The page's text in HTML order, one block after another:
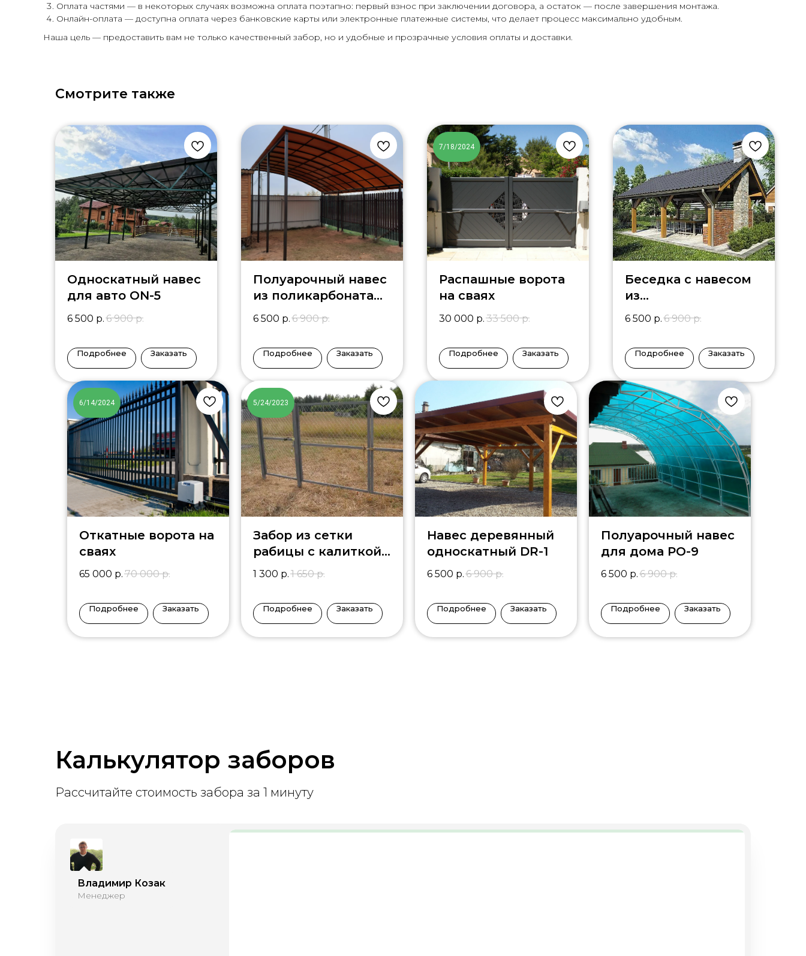
Оплата частями — в некоторых случаях возможна оплата поэтапно: первый взнос при заключении договора, а остаток — после завершения монтажа.
Онлайн-оплата — доступна оплата через банковские карты или электронные платежные системы, что делает процесс максимально удобным.
Наша цель — предоставить вам не только качественный забор, но и удобные и прозрачные условия оплаты и доставки.
Смотрите также
Односкатный навес
для авто ON-5
6 500 р. 6 900 р.
Подробнее Заказать
Полуарочный навес
из поликарбоната
PO-8
6 500 р. 6 900 р.
Подробнее Заказать
7/18/2024
Распашные ворота
на сваях
30 000 р. 33 500 р.
Подробнее Заказать
Беседка с навесом
из
металлочерепицы
6 500 р. 6 900 р.
Подробнее Заказать
6/14/2024
Откатные ворота на
сваях
65 000 р. 70 000 р.
Подробнее Заказать
5/24/2023
Забор из сетки
рабицы с калиткой
и распашными
воротами
1 300 р. 1 650 р.
Подробнее Заказать
Навес деревянный
односкатный DR-1
6 500 р. 6 900 р.
Подробнее Заказать
Полуарочный навес
для дома PO-9
6 500 р. 6 900 р.
Подробнее Заказать
Калькулятор заборов
Рассчитайте стоимость забора за 1 минуту
Владимир Козак
Менеджер